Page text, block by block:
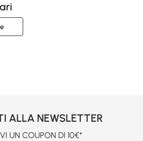
ALLA NEWSLETTER
UN COUPON DI 10€*